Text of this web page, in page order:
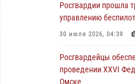
При содействии
пресечены
законодательства в
Росгвардия
Росгвардии прошла
управлению
30 июля 2026, 04:39
Росгвардейцы
проведении XXVI
Омске